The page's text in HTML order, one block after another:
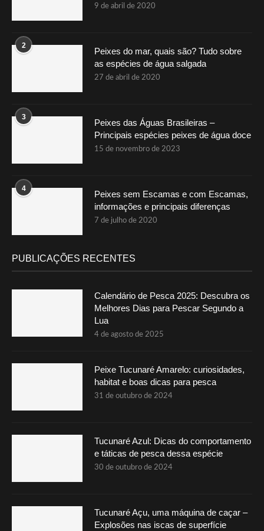
9 de abril de 2020
2
Peixes do mar, quais são? Tudo sobre
as espécies de água salgada
27 de abril de 2020
3
Peixes das Águas Brasileiras –
Principais espécies peixes de água doce
15 de novembro de 2023
4
Peixes sem Escamas e com Escamas,
informações e principais diferenças
7 de julho de 2020
PUBLICAÇÕES RECENTES
Calendário de Pesca 2025: Descubra os
Melhores Dias para Pescar Segundo a
Lua
4 de agosto de 2025
Peixe Tucunaré Amarelo: curiosidades,
habitat e boas dicas para pesca
31 de outubro de 2024
Tucunaré Azul: Dicas do comportamento
e táticas de pesca dessa espécie
30 de outubro de 2024
Tucunaré Açu, uma máquina de caçar –
Explosões nas iscas de superfície